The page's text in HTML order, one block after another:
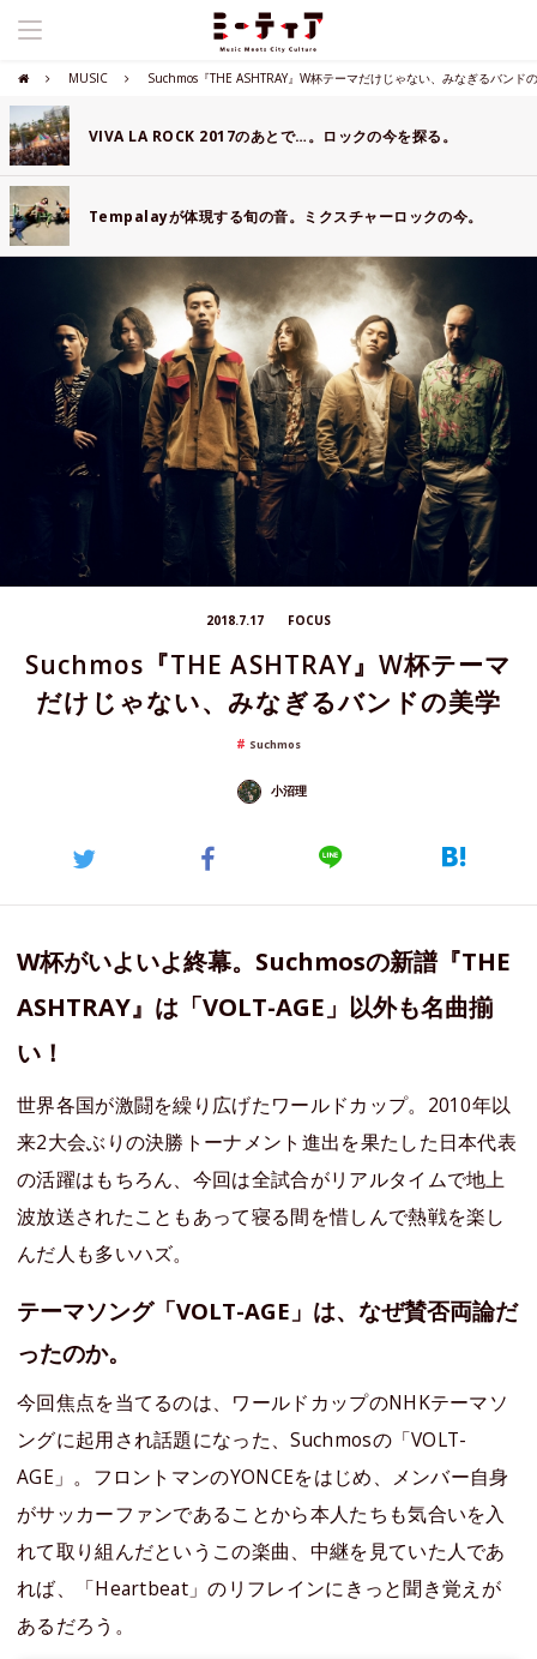
MUSIC Suchmos『THE ASHTRAY』W杯テーマだけじゃない、みなぎるバンド
VIVA LA ROCK 2017のあとで…。ロックの今を探る。
Tempalayが体現する旬の音。ミクスチャーロックの今。
2018.7.17 FOCUS
Suchmos『THE ASHTRAY』W杯テーマ
だけじゃない、みなぎるバンドの美学
Suchmos
小沼理
W杯がいよいよ終幕。Suchmosの新譜『THE
ASHTRAY』は「VOLT-AGE」以外も名曲揃
い！
世界各国が激闘を繰り広げたワールドカップ。2010年以
来2大会ぶりの決勝トーナメント進出を果たした日本代表
の活躍はもちろん、今回は全試合がリアルタイムで地上
波放送されたこともあって寝る間を惜しんで熱戦を楽し
んだ人も多いハズ。
テーマソング「VOLT-AGE」は、なぜ賛否両論だ
ったのか。
今回焦点を当てるのは、ワールドカップのNHKテーマソ
ングに起用され話題になった、Suchmosの「VOLT-
AGE」。フロントマンのYONCEをはじめ、メンバー自身
がサッカーファンであることから本人たちも気合いを入
れて取り組んだというこの楽曲、中継を見ていた人であ
れば、「Heartbeat」のリフレインにきっと聞き覚えが
あるだろう。